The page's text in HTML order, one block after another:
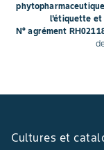
l'étiquette et
N° agrément
Cultures et